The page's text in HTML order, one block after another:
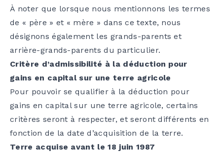
À noter que lorsque nous mentionnons les termes
de « père » et « mère » dans ce texte, nous
désignons également les grands-parents et
arrière-grands-parents du particulier.
Critère d’admissibilité à la déduction pour
gains en capital sur une terre agricole
Pour pouvoir se qualifier à la déduction pour
gains en capital sur une terre agricole, certains
critères seront à respecter, et seront différents en
fonction de la date d’acquisition de la terre.
Terre acquise avant le 18 juin 1987